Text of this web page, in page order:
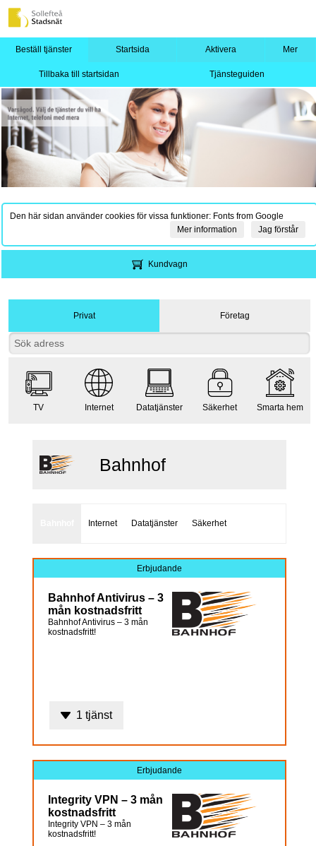
Beställ tjänster Startsida Aktivera Mer
Tillbaka till startsidan Tjänsteguiden
Den här sidan använder cookies för vissa funktioner: Fonts from Google
Jag förstår
Mer information
Kundvagn
Privat Företag
TV Internet Datatjänster Säkerhet Smarta hem
Bahnhof
Internet Datatjänster Säkerhet
Erbjudande
Bahnhof Antivirus – 3
mån kostnadsfritt
Bahnhof Antivirus – 3 mån
kostnadsfritt!
1 tjänst
Erbjudande
Integrity VPN – 3 mån
kostnadsfritt
Integrity VPN – 3 mån
kostnadsfritt!